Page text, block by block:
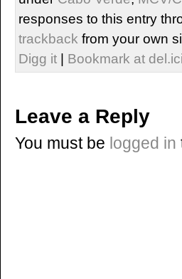
responses to this entry
trackback from your own
Digg it
Bookmark at
Leave a Reply
You must be logged in